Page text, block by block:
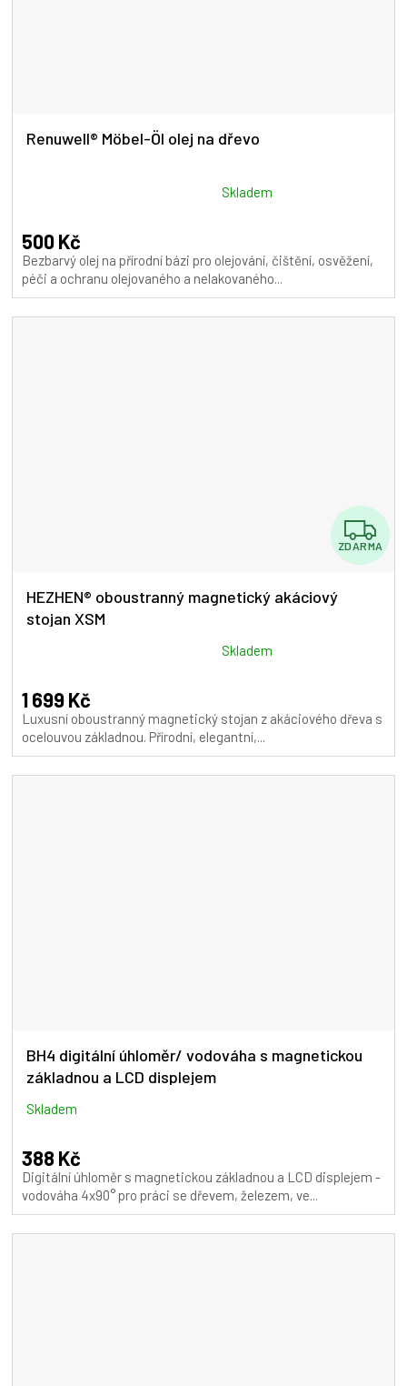
Renuwell® Möbel-Öl olej na dřevo
produktu
je
5,0
Skladem
500 Kč
Bezbarvý olej na přírodní bázi pro olejování, čištění, osvěžení,
péči a ochranu olejovaného a nelakovaného...
Z
D
ZDARMA
HEZHEN® oboustranný magnetický akáciový
stojan XSM
produktu
je
5,0
Skladem
1 699 Kč
Luxusní oboustranný magnetický stojan z akáciového dřeva s
ocelouvou základnou. Přírodní, elegantní,...
BH4 digitální úhloměr/ vodováha s magnetickou
základnou a LCD displejem
Skladem
388 Kč
Digitální úhloměr s magnetickou základnou a LCD displejem -
vodováha 4x90° pro práci se dřevem, železem, ve...